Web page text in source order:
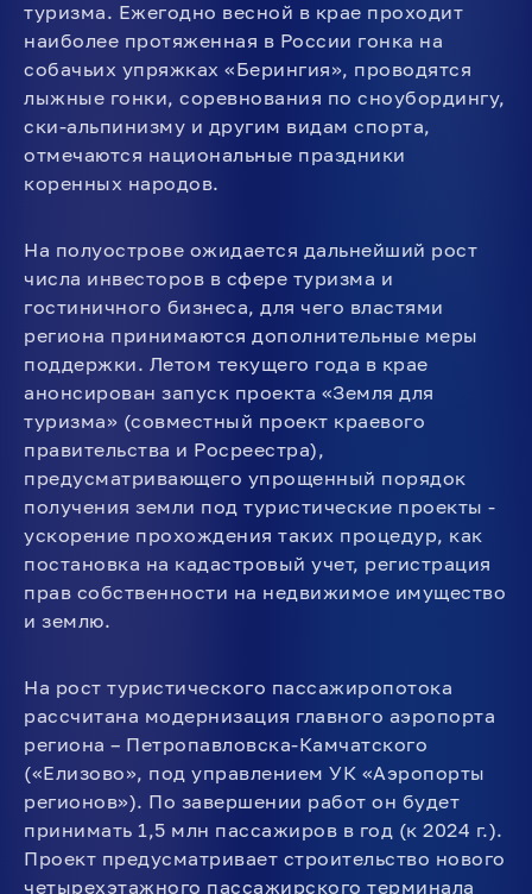
туризма. Ежегодно весной в крае проходит
наиболее протяженная в России гонка на
собачьих упряжках «Берингия», проводятся
лыжные гонки, соревнования по сноубордингу,
ски-альпинизму и другим видам спорта,
отмечаются национальные праздники
коренных народов.
На полуострове ожидается дальнейший рост
числа инвесторов в сфере туризма и
гостиничного бизнеса, для чего властями
региона принимаются дополнительные меры
поддержки. Летом текущего года в крае
анонсирован запуск проекта «Земля для
туризма» (совместный проект краевого
правительства и Росреестра),
предусматривающего упрощенный порядок
получения земли под туристические проекты -
ускорение прохождения таких процедур, как
постановка на кадастровый учет, регистрация
прав собственности на недвижимое имущество
и землю.
На рост туристического пассажиропотока
рассчитана модернизация главного аэропорта
региона – Петропавловска-Камчатского
(«Елизово», под управлением УК «Аэропорты
регионов»). По завершении работ он будет
принимать 1,5 млн пассажиров в год (к 2024 г.).
Проект предусматривает строительство нового
четырехэтажного пассажирского терминала